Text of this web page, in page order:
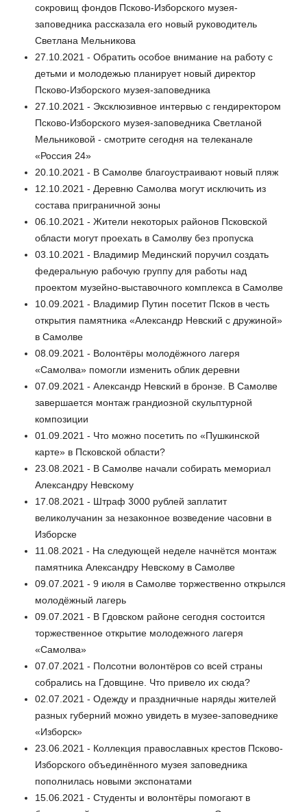
сокровищ фондов Псково-Изборского музея-
заповедника рассказала его новый руководитель
Светлана Мельникова
27.10.2021 - Обратить особое внимание на работу с
детьми и молодежью планирует новый директор
Псково-Изборского музея-заповедника
27.10.2021 - Эксклюзивное интервью с гендиректором
Псково-Изборского музея-заповедника Светланой
Мельниковой - смотрите сегодня на телеканале
«Россия 24»
20.10.2021 - В Самолве благоустраивают новый пляж
12.10.2021 - Деревню Самолва могут исключить из
состава приграничной зоны
06.10.2021 - Жители некоторых районов Псковской
области могут проехать в Самолву без пропуска
03.10.2021 - Владимир Мединский поручил создать
федеральную рабочую группу для работы над
проектом музейно-выставочного комплекса в Самолве
10.09.2021 - Владимир Путин посетит Псков в честь
открытия памятника «Александр Невский с дружиной»
в Самолве
08.09.2021 - Волонтёры молодёжного лагеря
«Самолва» помогли изменить облик деревни
07.09.2021 - Александр Невский в бронзе. В Самолве
завершается монтаж грандиозной скульптурной
композиции
01.09.2021 - Что можно посетить по «Пушкинской
карте» в Псковской области?
23.08.2021 - В Самолве начали собирать мемориал
Александру Невскому
17.08.2021 - Штраф 3000 рублей заплатит
великолучанин за незаконное возведение часовни в
Изборске
11.08.2021 - На следующей неделе начнётся монтаж
памятника Александру Невскому в Самолве
09.07.2021 - 9 июля в Самолве торжественно открылся
молодёжный лагерь
09.07.2021 - В Гдовском районе сегодня состоится
торжественное открытие молодежного лагеря
«Самолва»
07.07.2021 - Полсотни волонтёров со всей страны
собрались на Гдовщине. Что привело их сюда?
02.07.2021 - Одежду и праздничные наряды жителей
разных губерний можно увидеть в музее-заповеднике
«Изборск»
23.06.2021 - Коллекция православных крестов Псково-
Изборского объединённого музея заповедника
пополнилась новыми экспонатами
15.06.2021 - Студенты и волонтёры помогают в